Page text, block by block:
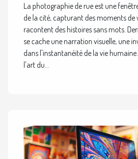
La photographie de rue est une
de la cité, capturant des moments de
racontent des histoires sans mots.
se cache une narration visuelle, une
dans l'instantanéité de la vie
l'art du...